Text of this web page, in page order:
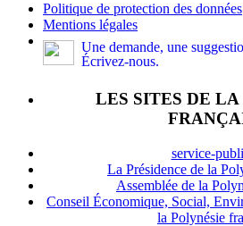
Politique de protection des données
Mentions légales
Une demande, une
Écrivez-nous.
LES SITES DE
service-
La Présidence de la
Assemblée de la
Conseil Économique, Social,
la Polynésie